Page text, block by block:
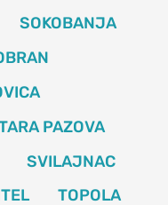
SOKOBANJA
PAZOVA
SVILAJNAC
TOPOLA